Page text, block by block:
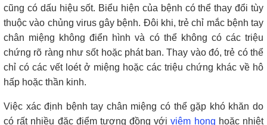
cũng có dấu hiệu sốt. Biểu hiện của bệnh có thể thay đổi tùy
thuộc vào chủng virus gây bệnh. Đôi khi, trẻ chỉ mắc bệnh tay
chân miệng không điển hình và có thể không có các triệu
chứng rõ ràng như sốt hoặc phát ban. Thay vào đó, trẻ có thể
chỉ có các vết loét ở miệng hoặc các triệu chứng khác về hô
hấp hoặc thần kinh.
Việc xác định bệnh tay chân miệng có thể gặp khó khăn do
có rất nhiều đặc điểm tương đồng vớiviêm họng hoặc nhiệt